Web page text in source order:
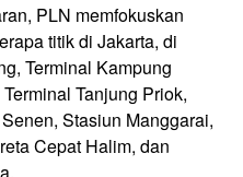
PLN memfokuskan
titik di Jakarta, di
Terminal Kampung
Tanjung Priok,
Stasiun Manggarai,
Cepat Halim, dan